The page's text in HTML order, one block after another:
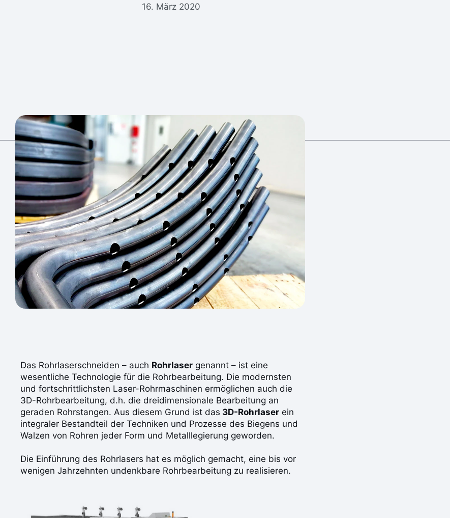
16. März 2020
Das Rohrlaserschneiden – auch Rohrlaser genannt – ist eine
wesentliche Technologie für die Rohrbearbeitung. Die modernsten
und fortschrittlichsten Laser-Rohrmaschinen ermöglichen auch die
3D-Rohrbearbeitung, d.h. die dreidimensionale Bearbeitung an
geraden Rohrstangen. Aus diesem Grund ist das 3D-Rohrlaser ein
integraler Bestandteil der Techniken und Prozesse des Biegens und
Walzen von Rohren jeder Form und Metalllegierung geworden.
Die Einführung des Rohrlasers hat es möglich gemacht, eine bis vor
wenigen Jahrzehnten undenkbare Rohrbearbeitung zu realisieren.